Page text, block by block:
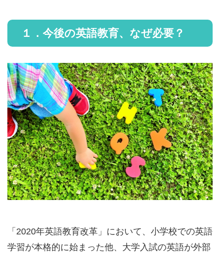
１．今後の英語教育、なぜ必要？
「2020年英語教育改革」において、小学校での英語
学習が本格的に始まった他、大学入試の英語が外部